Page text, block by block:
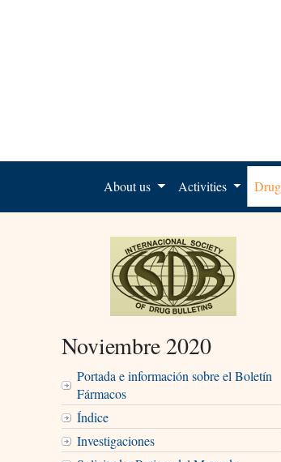
About us Activities
Noviembre 2020
Portada e información sobre el Boletín
Fármacos
Índice
Investigaciones